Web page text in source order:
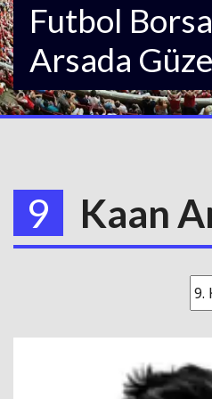
Futbol
Arsada
9 Kaan